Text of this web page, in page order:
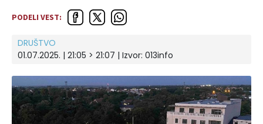
PODELI VEST:
DRUŠTVO
01.07.2025. | 21:05 > 21:07 | Izvor: 013info